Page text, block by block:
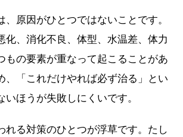
、原因がひとつではないことです。
化、消化不良、体型、水温差、体力
もの要素が重なって起こることがあ
、「これだけやれば必ず治る」とい
いほうが失敗しにくいです。
れる対策のひとつが浮草です。たし